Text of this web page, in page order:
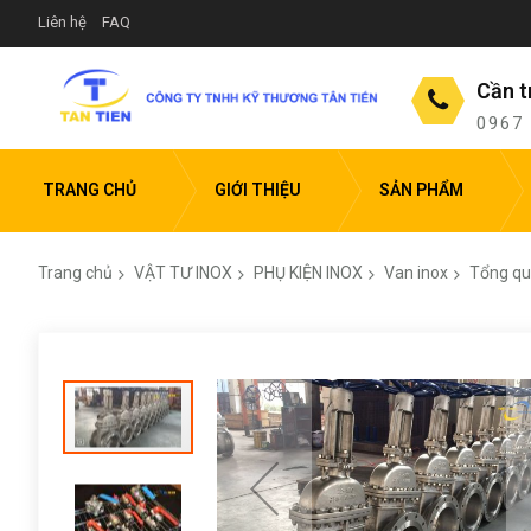
Liên hệ FAQ
Cần
0967
TRANG CHỦ GIỚI THIỆU SẢN PHẨM
Trang chủ VẬT TƯ INOX PHỤ KIỆN INOX Van inox Tổng
phần